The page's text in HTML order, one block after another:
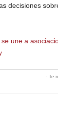
decisiones
une a
- Te